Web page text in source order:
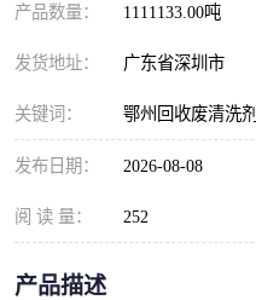
产品数量： 1111133.00吨
发货地址： 广东省深圳市
关键词： 鄂州回收废清洗剂
发布日期： 2026-08-08
阅 读 量： 252
产品描述